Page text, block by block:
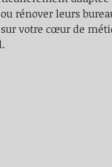
rénover leurs
votre cœur de